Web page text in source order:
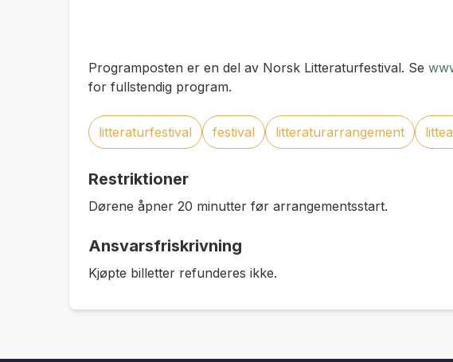
Programposten er en del av Norsk Litteraturfestival. Se
for fullstendig program.
litteraturfestival festival litteraturarrangement
Restriktioner
Dørene åpner 20 minutter før arrangementsstart.
Ansvarsfriskrivning
Kjøpte billetter refunderes ikke.